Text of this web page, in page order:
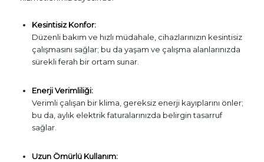
Kesintisiz Konfor:
Düzenli bakım ve hızlı müdahale, cihazlarınızın kesintisiz
çalışmasını sağlar; bu da yaşam ve çalışma alanlarınızda
sürekli ferah bir ortam sunar.
Enerji Verimliliği:
Verimli çalışan bir klima, gereksiz enerji kayıplarını önler;
bu da, aylık elektrik faturalarınızda belirgin tasarruf
sağlar.
Uzun Ömürlü Kullanım: